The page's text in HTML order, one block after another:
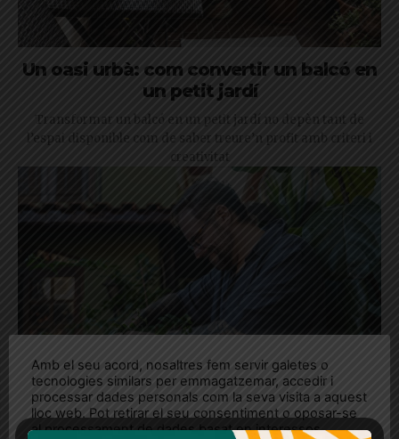
Un oasi urbà: com convertir un balcó en
un petit jardí
Transformar un balcó en un petit jardí no depèn tant de
l’espai disponible com de saber treure’n profit amb criteri i
creativitat
Amb el seu acord, nosaltres fem servir galetes o
tecnologies similars per emmagatzemar, accedir i
processar dades personals com la seva visita a aquest
lloc web. Pot retirar el seu consentiment o oposar-se
al processament de dades basat en interessos